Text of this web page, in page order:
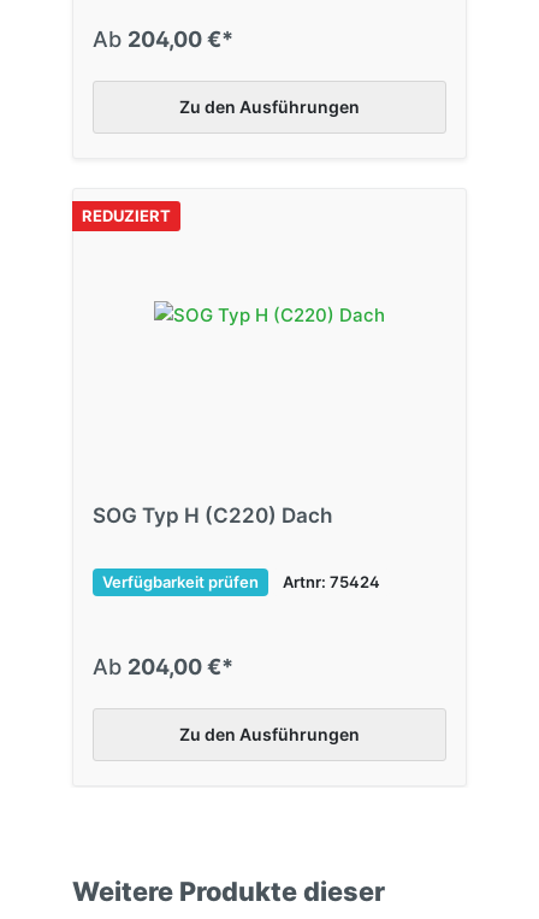
Ab 204,00 €*
Zu den Ausführungen
REDUZIERT
SOG Typ H (C220) Dach
Verfügbarkeit prüfen Artnr: 75424
Ab 204,00 €*
Zu den Ausführungen
Weitere Produkte dieser